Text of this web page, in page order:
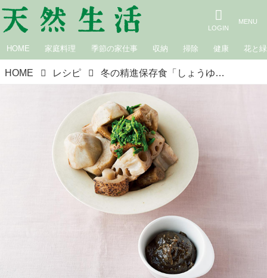
HOME 家庭料理 季節の家仕事 収納 掃除 健康 花と緑
HOME レシピ 冬の精進保存食「しょうゆ黒麹」のつくり方。コクのある酸味がたまらない万能調味料。煮ものやつけダレに便利／こまきしょくどう・藤井小牧さん